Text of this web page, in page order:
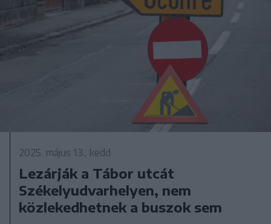
2025. május 13., kedd
Lezárják a Tábor utcát
Székelyudvarhelyen, nem
közlekedhetnek a buszok sem